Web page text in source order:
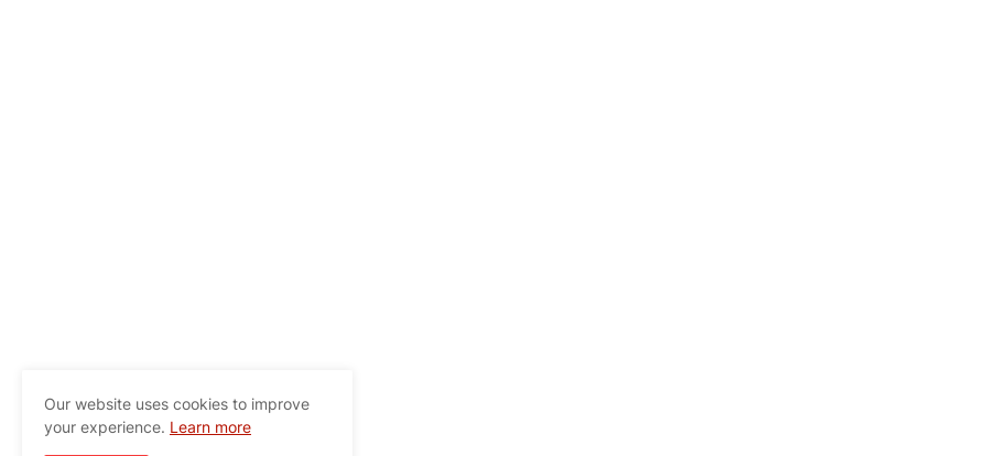
Our website uses cookies to improve
your experience. Learn more